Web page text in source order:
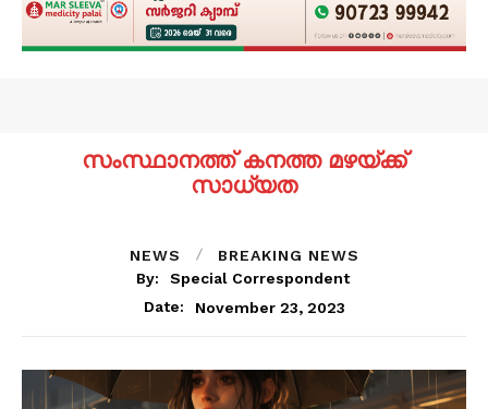
സംസ്ഥാനത്ത് കനത്ത മഴയ്ക്ക്
സാധ്യത
NEWS
BREAKING NEWS
By:
Special Correspondent
Date:
November 23, 2023